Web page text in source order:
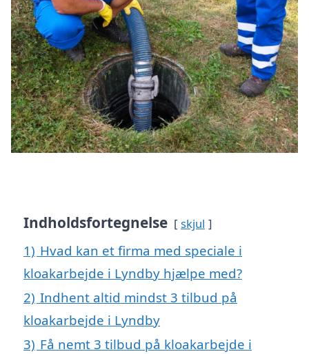
Indholdsfortegnelse skjul
1) Hvad kan et firma med speciale i
kloakarbejde i Lyndby hjælpe med?
2) Indhent altid mindst 3 tilbud på
kloakarbejde i Lyndby
3) Få nemt 3 tilbud på kloakarbejde i